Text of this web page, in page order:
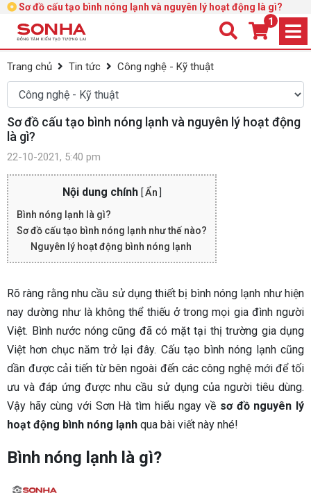
Sơ đồ cấu tạo bình nóng lạnh và nguyên lý hoạt động là gì?
1
Trang chủ Tin tức Công nghệ - Kỹ thuật
Sơ đồ cấu tạo bình nóng lạnh và nguyên lý hoạt động
là gì?
22-10-2021, 5:40 pm
Nội dung chính [Ẩn
Bình nóng lạnh là gì?
Sơ đồ cấu tạo bình nóng lạnh như thế nào?
Nguyên lý hoạt động bình nóng lạnh
Rõ ràng rằng nhu cầu sử dụng thiết bị bình nóng lạnh như hiện
nay dường như là không thể thiếu ở trong mọi gia đình người
Việt. Bình nước nóng cũng đã có mặt tại thị trường gia dụng
Việt hơn chục năm trở lại đây. Cấu tạo bình nóng lạnh cũng
dần được cải tiến từ bên ngoài đến các công nghệ mới để tối
ưu và đáp ứng được nhu cầu sử dụng của người tiêu dùng.
Vậy hãy cùng với Sơn Hà tìm hiểu ngay về sơ đồ nguyên lý
hoạt động bình nóng lạnh qua bài viết này nhé!
Bình nóng lạnh là gì?